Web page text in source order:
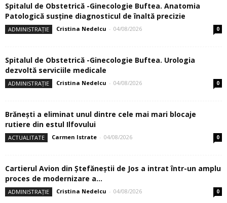
Spitalul de Obstetrică -Ginecologie Buftea. Anatomia
Patologică susţine diagnosticul de înaltă precizie
ADMINISTRAȚIE Cristina Nedelcu - 04/08/2026 0
Spitalul de Obstetrică -Ginecologie Buftea. Urologia
dezvoltă serviciile medicale
ADMINISTRAȚIE Cristina Nedelcu - 04/08/2026 0
Brănești a eliminat unul dintre cele mai mari blocaje
rutiere din estul Ilfovului
ACTUALITATE Carmen Istrate - 04/08/2026 0
Cartierul Avion din Ştefăneştii de Jos a intrat într-un amplu
proces de modernizare a...
ADMINISTRAȚIE Cristina Nedelcu - 04/08/2026 0